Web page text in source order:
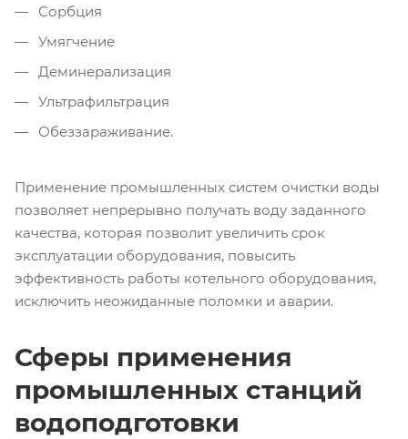
Сорбция
Умягчение
Деминерализация
Ультрафильтрация
Обеззараживание.
Применение промышленных систем очистки воды
позволяет непрерывно получать воду заданного
качества, которая позволит увеличить срок
эксплуатации оборудования, повысить
эффективность работы котельного оборудования,
исключить неожиданные поломки и аварии.
Сферы применения
промышленных станций
водоподготовки